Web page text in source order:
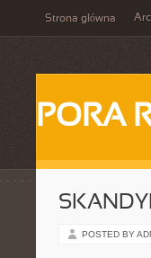
Strona główna
PORA
POSTED BY